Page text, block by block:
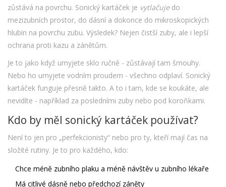
zůstává na povrchu. Sonický kartáček je vytlačujedo
mezizubních prostor, do dásní a dokonce do mikroskopických
hlubin na povrchu zubu. Výsledek? Nejen čistší zuby, ale i lepší
ochrana proti kazu a zánětům.
Je to jako když umyjete sklo ručně - zůstávají tam šmouhy.
Nebo ho umyjete vodním proudem - všechno odplaví. Sonický
kartáček funguje přesně takto. A to i tam, kde se koukáte, ale
nevidíte - například za posledními zuby nebo pod koroňkami.
Kdo by měl sonický kartáček používat?
Není to jen pro „perfekcionisty“ nebo pro ty, kteří mají čas na
složité rutiny. Je to pro každého, kdo:
Chce méně zubního plaku a méně návštěv u zubního lékaře
Má citlivé dásně nebo předchozí záněty